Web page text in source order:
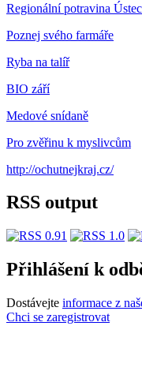
Regionální potravina
Poznej svého farmáře
Ryba na talíř
BIO září
Medové snídaně
Pro zvěřinu k myslivcům
http://ochutnejkraj.cz/
RSS output
Přihlášení k
Dostávejte informace z
Chci se zaregistrovat